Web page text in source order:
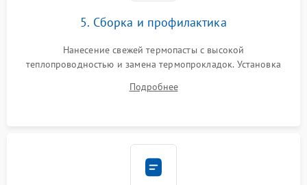
5. Сборка и профилактика
Нанесение свежей термопасты с высокой
теплопроводностью и замена термопрокладок. Установка
шлейфов, модулей памяти и накопителей. Предварительная
Подробнее